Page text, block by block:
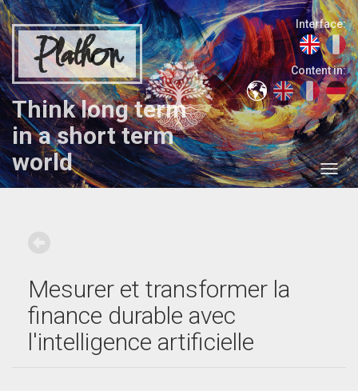
Plathon
Think long term
in a short term
world
Interface:
Content in:
Mesurer et transformer la
finance durable avec
l'intelligence artificielle